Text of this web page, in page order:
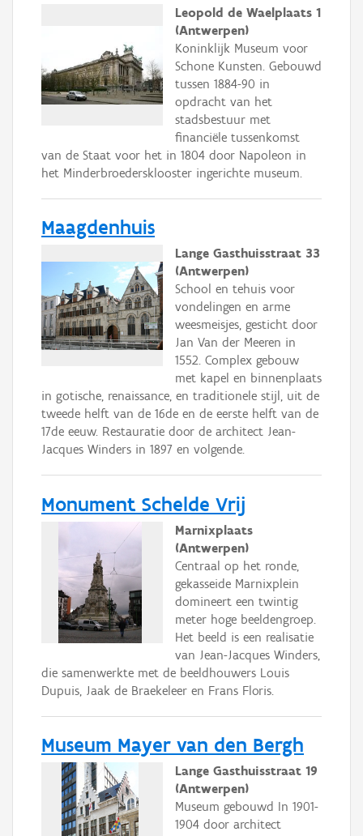
Leopold de Waelplaats 1
(Antwerpen)
Koninklijk Museum voor
Schone Kunsten. Gebouwd
tussen 1884-90 in
opdracht van het
stadsbestuur met
financiële tussenkomst
van de Staat voor het in 1804 door Napoleon in
het Minderbroedersklooster ingerichte museum.
Maagdenhuis
Lange Gasthuisstraat 33
(Antwerpen)
School en tehuis voor
vondelingen en arme
weesmeisjes, gesticht door
Jan Van der Meeren in
1552. Complex gebouw
met kapel en binnenplaats
in gotische, renaissance, en traditionele stijl, uit de
tweede helft van de 16de en de eerste helft van de
17de eeuw. Restauratie door de architect Jean-
Jacques Winders in 1897 en volgende.
Monument Schelde Vrij
Marnixplaats
(Antwerpen)
Centraal op het ronde,
gekasseide Marnixplein
domineert een twintig
meter hoge beeldengroep.
Het beeld is een realisatie
van Jean-Jacques Winders,
die samenwerkte met de beeldhouwers Louis
Dupuis, Jaak de Braekeleer en Frans Floris.
Museum Mayer van den Bergh
Lange Gasthuisstraat 19
(Antwerpen)
Museum gebouwd In 1901-
1904 door architect